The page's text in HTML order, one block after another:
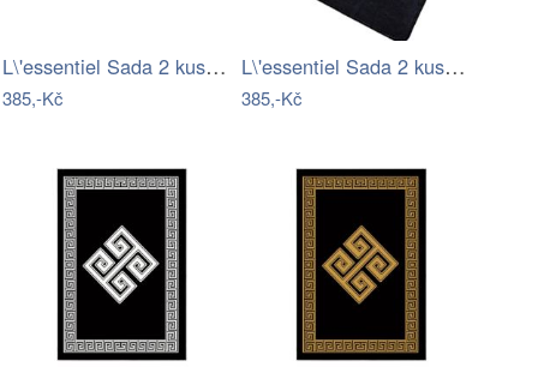
L\'essentiel Sada 2 kusů koupelnových…
385,-Kč
L\'essentiel Sada 2 kusů koupelnových…
385,-Kč